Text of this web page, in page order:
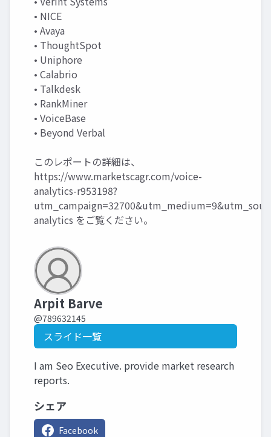
• NICE
• Avaya
• ThoughtSpot
• Uniphore
• Calabrio
• Talkdesk
• RankMiner
• VoiceBase
• Beyond Verbal
このレポートの詳細は、
https://www.marketscagr.com/voice-
analytics-r953198?
analytics をご覧ください。
Arpit Barve
@789632145
スライド一覧
I am Seo Executive. provide market research
reports.
シェア
Facebook